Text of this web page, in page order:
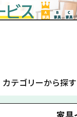
カテゴリーから探す